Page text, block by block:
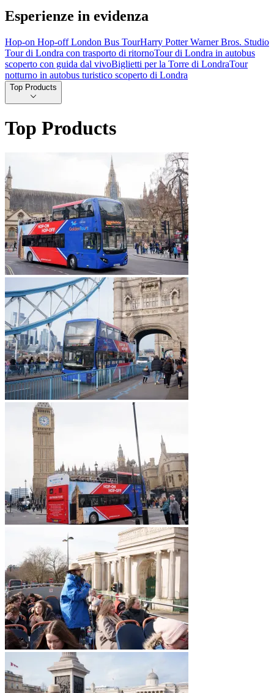
Esperienze in evidenza
Hop-on Hop-off London Bus TourHarry Potter Warner Bros. Studio
Tour di Londra con trasporto di ritornoTour di Londra in autobus
scoperto con guida dal vivoBiglietti per la Torre di LondraTour
notturno in autobus turistico scoperto di Londra
Top Products
Top Products